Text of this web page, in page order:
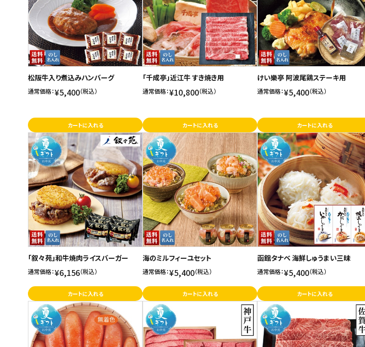
ご利用ガイド
お問い合わせ
特定商取引法表示について
プライバシーポリシー
利用規約
会社概要
松阪牛入り煮込みハンバーグ
通常価格：¥5,400（税込）
カートに入れる
「千成亭」近江牛 すき焼き用
通常価格：¥10,800（税込）
カートに入れる
けい樂亭 阿波尾鶏ステーキ用
通常価格：¥5,400（税込）
カートに入れる
「叙々苑」和牛焼肉ライスバーガー
通常価格：¥6,156（税込）
カートに入れる
海のミルフィーユセット
通常価格：¥5,400（税込）
カートに入れる
函館タナベ 海鮮しゅうまい三昧
通常価格：¥5,400（税込）
カートに入れる